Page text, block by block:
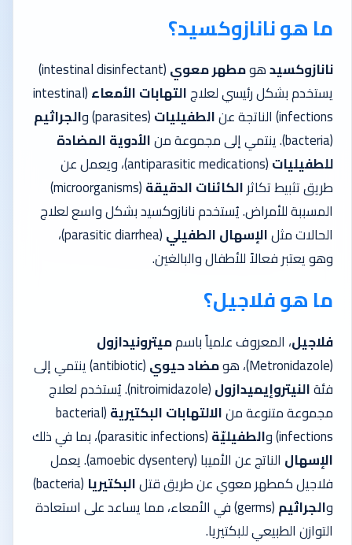
ما هو نانازوكسيد؟
نانازوكسيدهومطهر معوي
(intestinal disinfectant)
يستخدم بشكل رئيسي لعلاجالتهابات الأمعاء (intestinal
infections) الناتجة عن
الطفيليات(parasites) و
الجراثيم
(bacteria). ينتمي إلى مجموعة من
الأدوية المضادة
للطفيليات
(antiparasitic medications)، ويعمل عن
طريق تثبيط تكاثرالكائنات الدقيقة
(microorganisms)
المسببة للأمراض. يُستخدم نانازوكسيد بشكل واسع لعلاج
الحالات مثلالإسهال الطفيلي
(parasitic diarrhea)،
وهو يعتبر فعالاً للأطفال والبالغين.
ما هو فلاجيل؟
فلاجيل، المعروف علمياً باسمميترونيدازول
(Metronidazole)، هو
مضاد حيوي
(antibiotic) ينتمي إلى
فئةالنيتروإيميدازول
(nitroimidazole). يُستخدم لعلاج
مجموعة متنوعة منالالتهابات البكتيرية (bacterial
infections) و الطفيليّة(parasitic infections)، بما في ذلك
الإسهال
الناتج عن الأميبا (amoebic dysentery). يعمل
فلاجيل كمطهر معوي عن طريق قتلالبكتيريا
(bacteria)
والجراثيم
(germs) في الأمعاء، مما يساعد على استعادة
التوازن الطبيعي للبكتيريا.